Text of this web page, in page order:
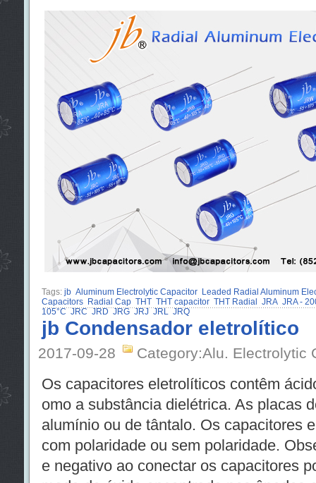
Tags: jb Aluminum Electrolytic Capacitor
Leaded Radial Aluminum
Capacitors
Radial Cap THT THT capacitor THT Radial JRA JRA -
105°C JRC JRD JRG JRJ JRL JRQ
jb Condensador eletrolítico
2017-09-28 Category:Alu. Electrolytic
Os capacitores eletrolíticos contêm
omo a substância dielétrica. As placas
alumínio ou de tântalo. Os capacitores
com polaridade ou sem polaridade.
e negativo ao conectar os capacitores